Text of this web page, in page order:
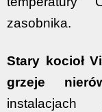
zasobnika.
Stary kocioł
grzeje
instalacjach